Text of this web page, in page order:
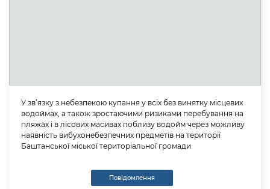
У зв’язку з небезпекою купання у всіх без винятку місцевих
водоймах, а також зростаючими ризиками перебування на
пляжах і в лісових масивах поблизу водойм через можливу
наявність вибухонебезпечних предметів на території
Баштанської міської територіальної громади
Повідомлення